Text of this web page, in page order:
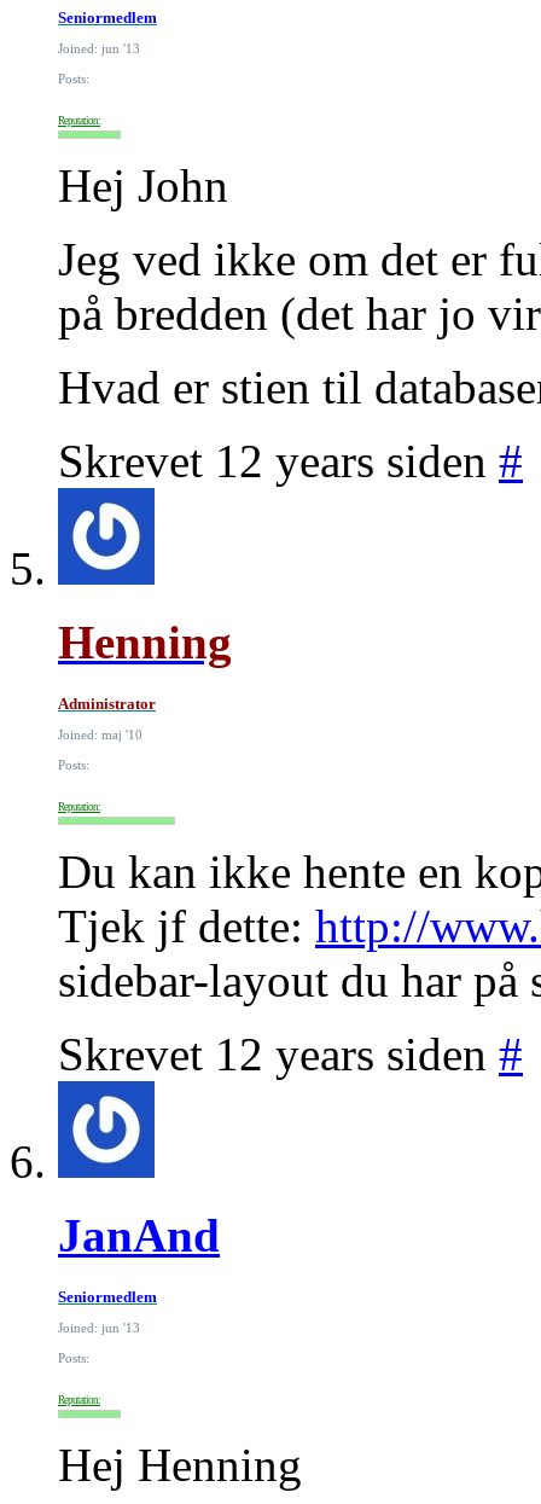
Seniormedlem
Joined: jun '13
Posts:
Reputation:
Hej John
Jeg ved ikke om det er
på bredden (det har jo
Hvad er stien til
Skrevet 12 years siden #
Henning
Administrator
Joined: maj '10
Posts:
Reputation:
Du kan ikke hente en
Tjek jf dette: http://
sidebar-layout du har på
Skrevet 12 years siden #
JanAnd
Seniormedlem
Joined: jun '13
Posts:
Reputation:
Hej Henning